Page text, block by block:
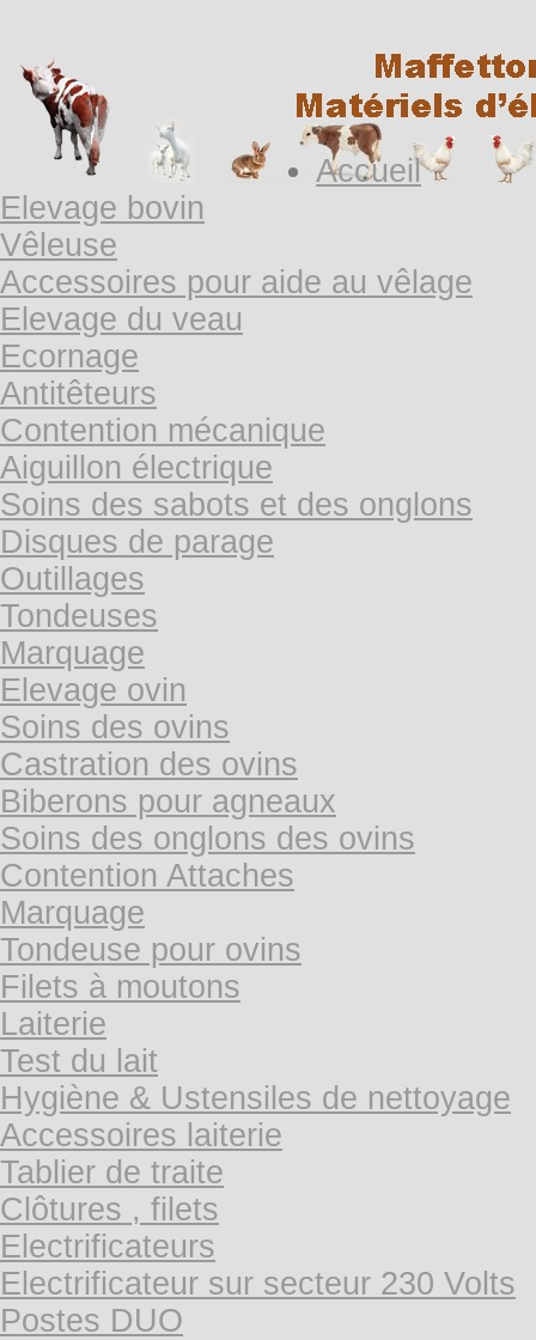
Accueil
Elevage bovin
Vêleuse
Accessoires pour aide au vêlage
Elevage du veau
Ecornage
Antitêteurs
Contention mécanique
Aiguillon électrique
Soins des sabots et des onglons
Disques de parage
Outillages
Tondeuses
Marquage
Elevage ovin
Soins des ovins
Castration des ovins
Biberons pour agneaux
Soins des onglons des ovins
Contention Attaches
Marquage
Tondeuse pour ovins
Filets à moutons
Laiterie
Test du lait
Hygiène & Ustensiles de nettoyage
Accessoires laiterie
Tablier de traite
Clôtures , filets
Electrificateurs
Electrificateur sur secteur 230 Volts
Postes DUO